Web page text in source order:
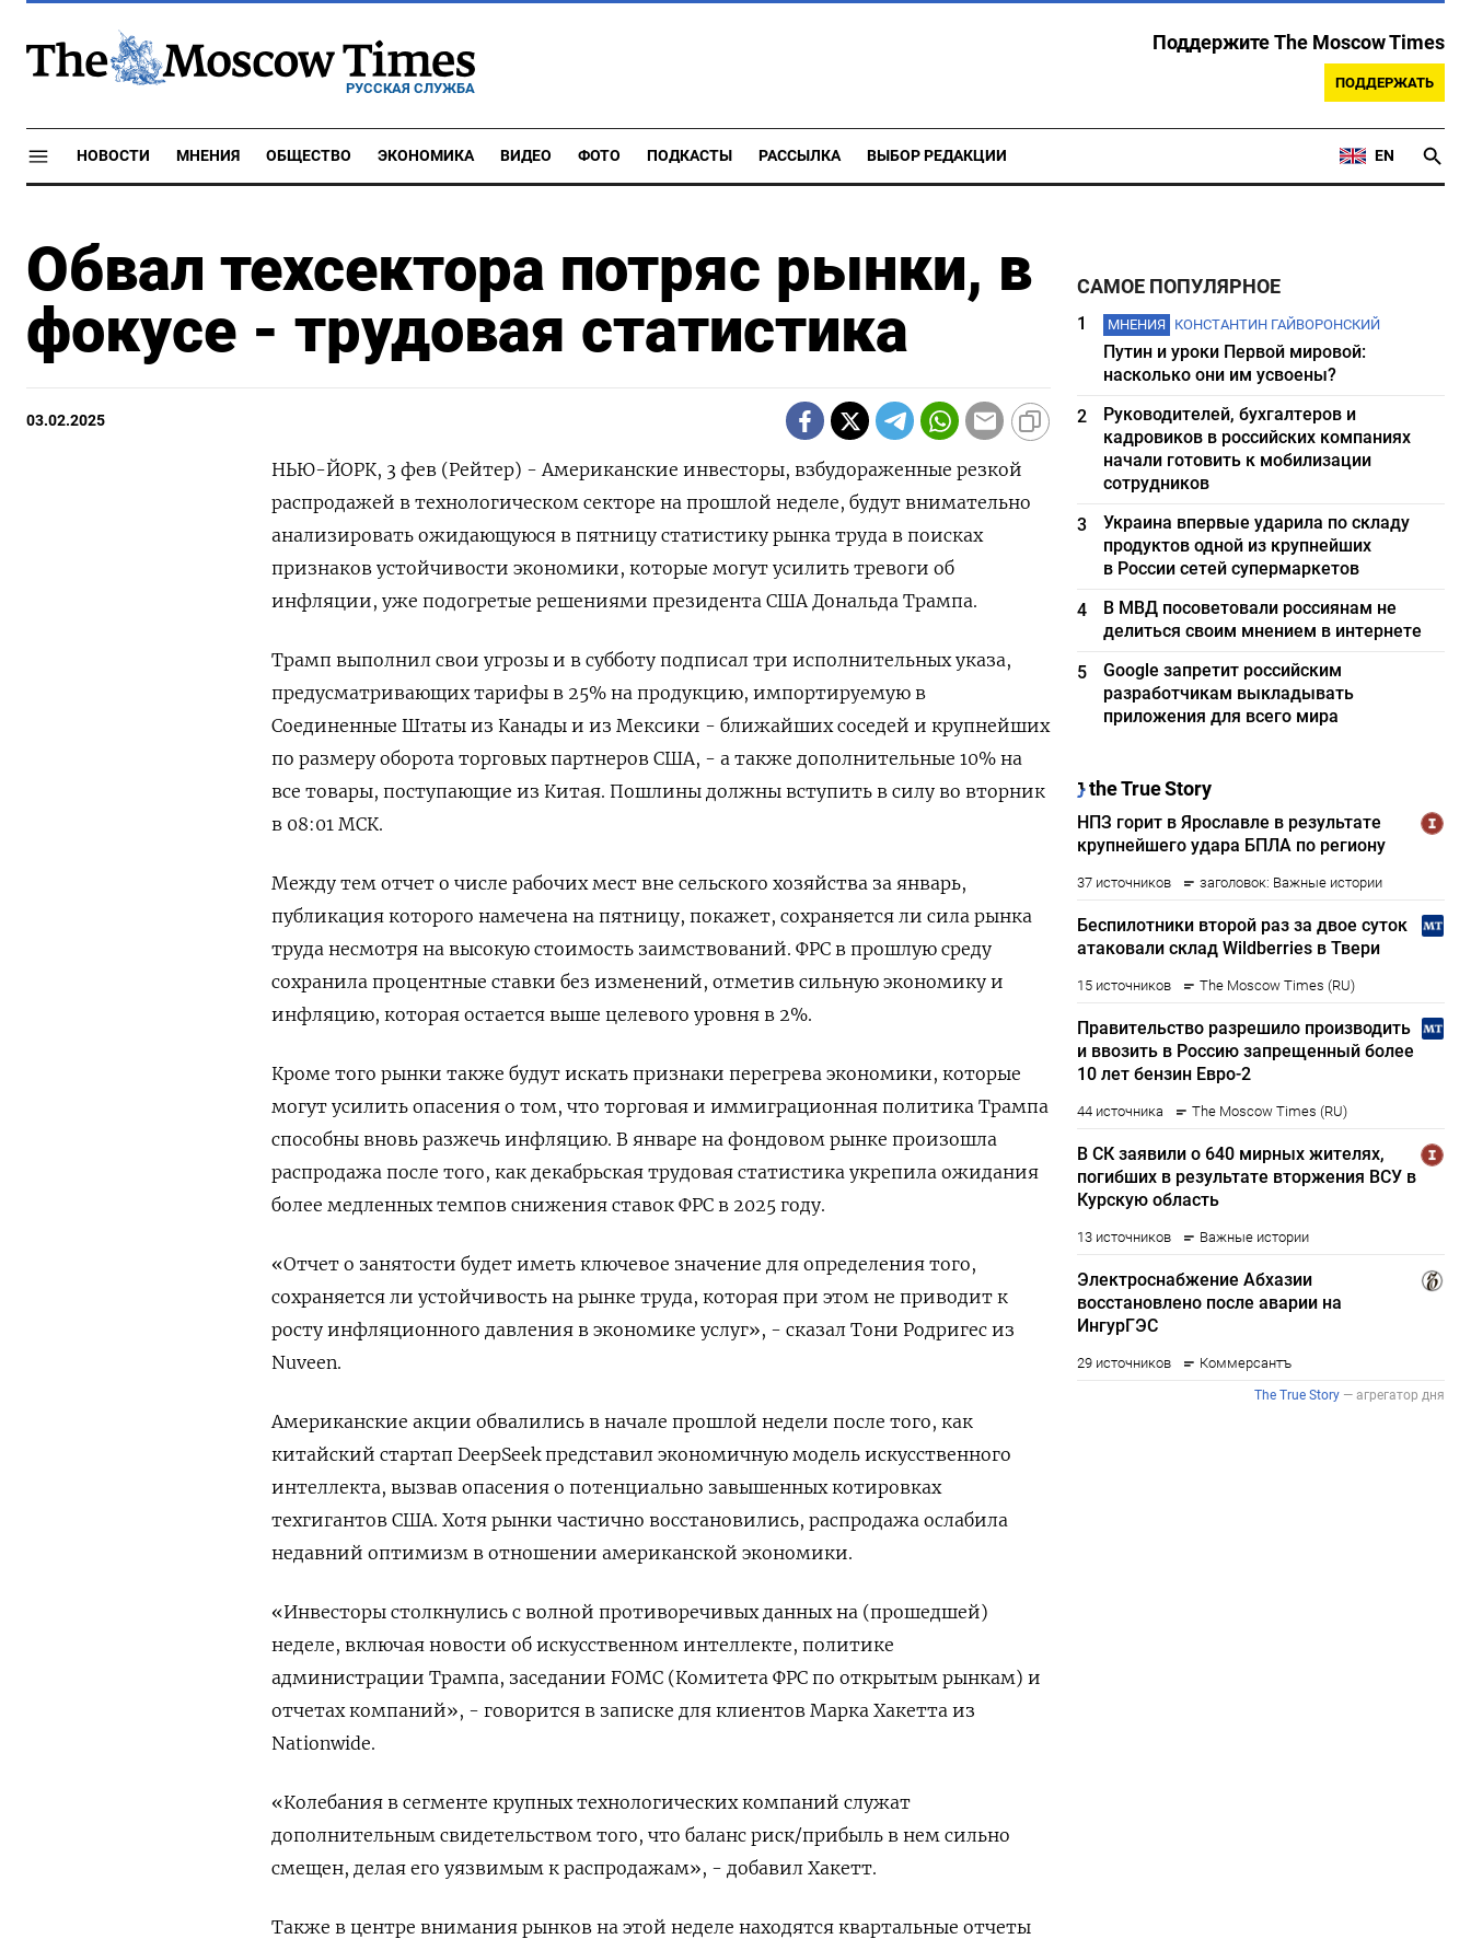
РУССКАЯ СЛУЖБА
Поддержите The Moscow Times
ПОДДЕРЖАТЬ
НОВОСТИ МНЕНИЯ ОБЩЕСТВО ЭКОНОМИКА ВИДЕО ФОТО ПОДКАСТЫ РАССЫЛКА ВЫБОР РЕДАКЦИИ EN
Обвал техсектора потряс рынки, в
фокусе - трудовая статистика
03.02.2025
НЬЮ-ЙОРК, 3 фев (Рейтер) - Американские инвесторы, взбудораженные резкой
распродажей в технологическом секторе на прошлой неделе, будут внимательно
анализировать ожидающуюся в пятницу статистику рынка труда в поисках
признаков устойчивости экономики, которые могут усилить тревоги об
инфляции, уже подогретые решениями президента США Дональда Трампа.
Трамп выполнил свои угрозы и в субботу подписал три исполнительных указа,
предусматривающих тарифы в 25% на продукцию, импортируемую в
Соединенные Штаты из Канады и из Мексики - ближайших соседей и крупнейших
по размеру оборота торговых партнеров США, - а также дополнительные 10% на
все товары, поступающие из Китая. Пошлины должны вступить в силу во вторник
в 08:01 МСК.
Между тем отчет о числе рабочих мест вне сельского хозяйства за январь,
публикация которого намечена на пятницу, покажет, сохраняется ли сила рынка
труда несмотря на высокую стоимость заимствований. ФРС в прошлую среду
сохранила процентные ставки без изменений, отметив сильную экономику и
инфляцию, которая остается выше целевого уровня в 2%.
Кроме того рынки также будут искать признаки перегрева экономики, которые
могут усилить опасения о том, что торговая и иммиграционная политика Трампа
способны вновь разжечь инфляцию. В январе на фондовом рынке произошла
распродажа после того, как декабрьская трудовая статистика укрепила ожидания
более медленных темпов снижения ставок ФРС в 2025 году.
«Отчет о занятости будет иметь ключевое значение для определения того,
сохраняется ли устойчивость на рынке труда, которая при этом не приводит к
росту инфляционного давления в экономике услуг», - сказал Тони Родригес из
Nuveen.
Американские акции обвалились в начале прошлой недели после того, как
китайский стартап DeepSeek представил экономичную модель искусственного
интеллекта, вызвав опасения о потенциально завышенных котировках
техгигантов США. Хотя рынки частично восстановились, распродажа ослабила
недавний оптимизм в отношении американской экономики.
«Инвесторы столкнулись с волной противоречивых данных на (прошедшей)
неделе, включая новости об искусственном интеллекте, политике
администрации Трампа, заседании FOMC (Комитета ФРС по открытым рынкам) и
отчетах компаний», - говорится в записке для клиентов Марка Хакетта из
Nationwide.
«Колебания в сегменте крупных технологических компаний служат
дополнительным свидетельством того, что баланс риск/прибыль в нем сильно
смещен, делая его уязвимым к распродажам», - добавил Хакетт.
Также в центре внимания рынков на этой неделе находятся квартальные отчеты
САМОЕ ПОПУЛЯРНОЕ
1 МНЕНИЯ КОНСТАНТИН ГАЙВОРОНСКИЙ
Путин и уроки Первой мировой:
насколько они им усвоены?
2
Руководителей, бухгалтеров и
кадровиков в российских компаниях
начали готовить к мобилизации
сотрудников
3
Украина впервые ударила по складу
продуктов одной из крупнейших
в России сетей супермаркетов
4
В МВД посоветовали россиянам не
делиться своим мнением в интернете
5
Google запретит российским
разработчикам выкладывать
приложения для всего мира